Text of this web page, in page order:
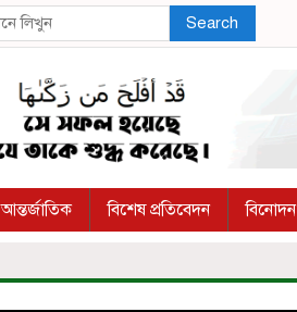
Search
আন্তর্জাতিক বিশেষ প্রতিবেদন বিনোদন